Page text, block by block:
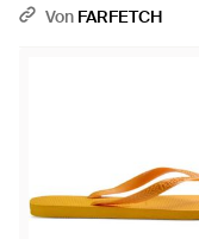
Sandalen Mit Logo -
Von FARFETCH